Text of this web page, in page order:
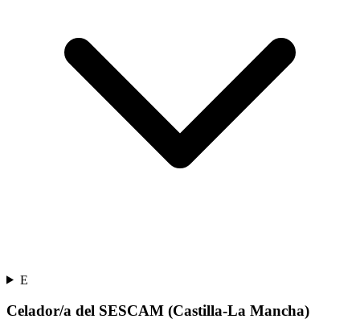
E
Celador/a del SESCAM (Castilla-La Mancha)